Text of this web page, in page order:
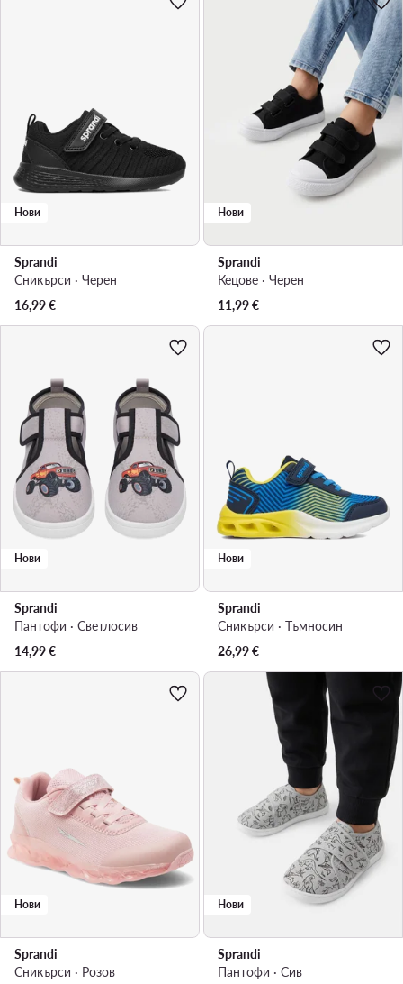
Нови
Sprandi
Сникърси · Черен
16,99€
Нови
Sprandi
Кецове · Черен
11,99€
Нови
Sprandi
Пантофи · Светлосив
14,99€
Нови
Sprandi
Сникърси · Тъмносин
26,99€
Нови
Sprandi
Сникърси · Розов
Нови
Sprandi
Пантофи · Сив